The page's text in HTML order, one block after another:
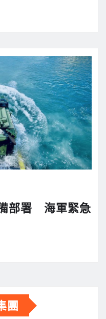
部署 海軍緊急
團